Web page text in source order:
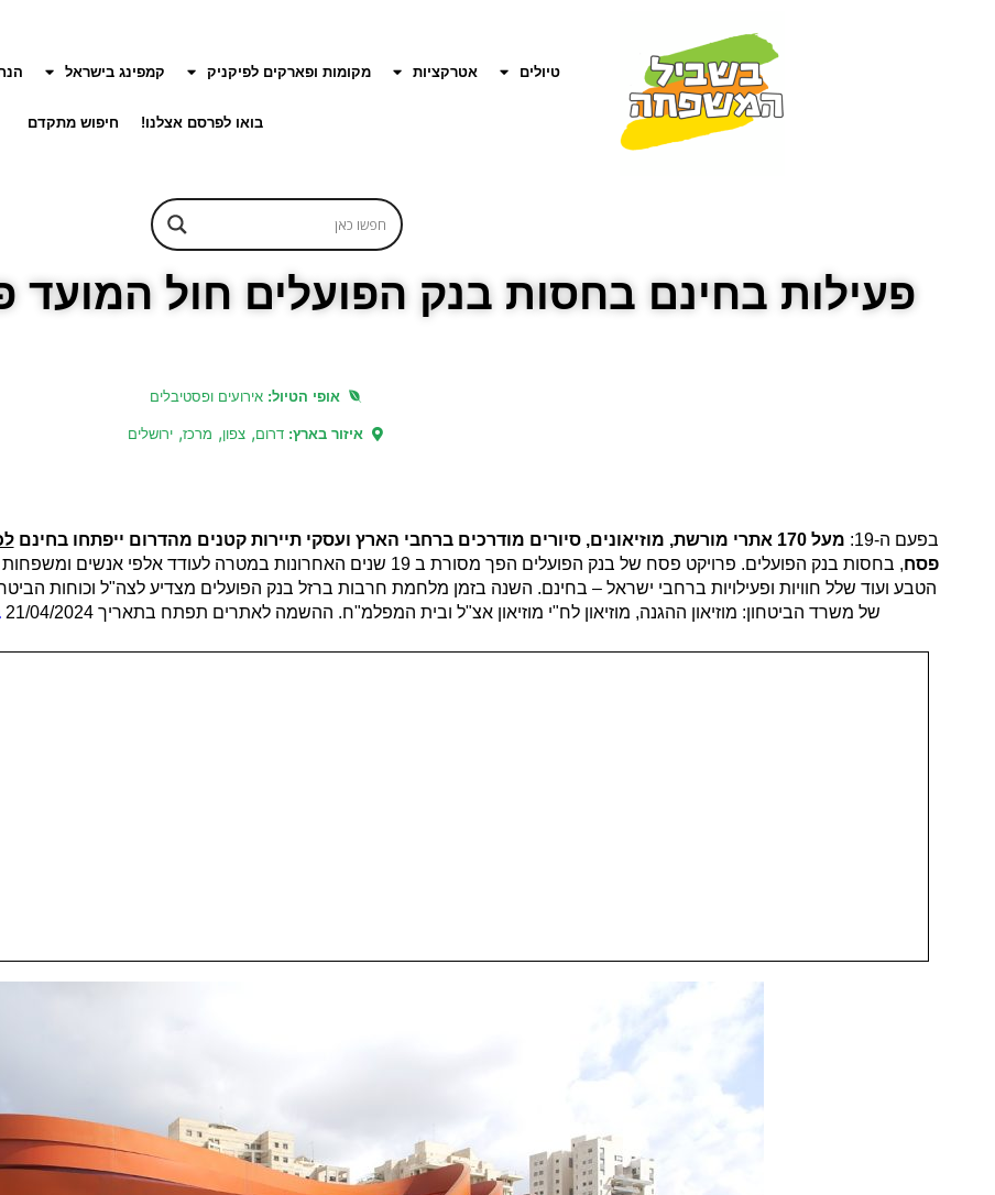
טיולים אטרקציות מקומות ופארקים לפיקניק קמפינג בישראל
בואו לפרסם אצלנו! חיפוש מתקדם
פעילות בחינם בחסות בנק הפועלים חול המועד פסח
אופי הטיול: אירועים ופסטיבלים
איזור בארץ: דרום, צפון, מרכז, ירושלים
בפעם ה-19: מעל 170 אתרי מורשת, מוזיאונים, סיורים מודרכים ברחבי הארץ ועסקי תיירות קטנים מהדרום ייפתחו בחינם
פסח
, בחסות בנק הפועלים. פרויקט פסח של בנק הפועלים הפך מסורת ב 19 שנים האחרונות
הטבע ועוד שלל חוויות ופעילויות ברחבי ישראל – בחינם. השנה בזמן מלחמת חרבות ברזל בנק הפועלים מצדיע לצה"ל וכוחות
של משרד הביטחון: מוזיאון ההגנה, מוזיאון לח"י מוזיאון אצ"ל ובית המפלמ"ח. ההשמה לאתרים תפתח בתאריך 21/04/2024